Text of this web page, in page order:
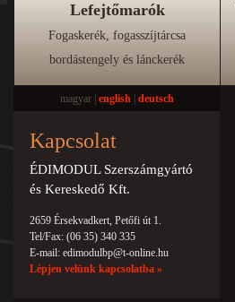
Lefejtőmarók
Fogaskerék, fogasszíjtárcsa
bordástengely és lánckerék
magyar | english| deutsch
Kapcsolat
ÉDIMODUL Szerszámgyártó
és Kereskedő Kft.
2659 Érsekvadkert, Petőfi út 1.
Tel/Fax: (06 35) 340 335
E-mail: edimodulbp@t-online.hu
Lépjen velünk kapcsolatba »